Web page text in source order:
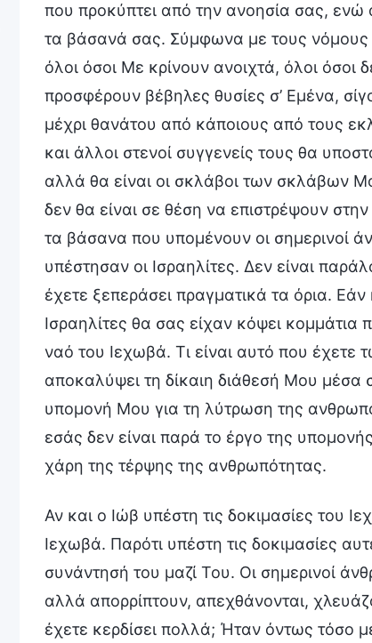
που προκύπτει από την ανοησία σας, ενώ
τα βάσανά σας. Σύμφωνα με τους νόμους
όλοι όσοι Με κρίνουν ανοιχτά, όλοι
προσφέρουν βέβηλες θυσίες σ’ Εμένα,
μέχρι θανάτου από κάποιους από τους
και άλλοι στενοί συγγενείς τους θα
αλλά θα είναι οι σκλάβοι των σκλάβων
δεν θα είναι σε θέση να επιστρέψουν
τα βάσανα που υπομένουν οι σημερινοί
υπέστησαν οι Ισραηλίτες. Δεν είναι
έχετε ξεπεράσει πραγματικά τα όρια. Εάν
Ισραηλίτες θα σας είχαν κόψει
ναό του Ιεχωβά. Τι είναι αυτό που έχετε
αποκαλύψει τη δίκαιη διάθεσή Μου μέσα
υπομονή Μου για τη λύτρωση της
εσάς δεν είναι παρά το έργο της
χάρη της τέρψης της ανθρωπότητας.
Αν και ο Ιώβ υπέστη τις δοκιμασίες του
Ιεχωβά. Παρότι υπέστη τις δοκιμασίες
συνάντησή του μαζί Του. Οι σημερινοί
αλλά απορρίπτουν, απεχθάνονται,
έχετε κερδίσει πολλά; Ήταν όντως τόσο